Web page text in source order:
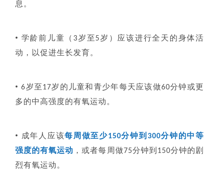
息。
• 学龄前儿童（3岁至5岁）应该进行全天的身体活
动，以促进生长发育。
•6岁至17岁的儿童和青少年每天应该做60分钟或更
多的中高强度的有氧运动。
• 成年人应该每周做至少150分钟到300分钟的中等
强度的有氧运动 ，或者每周做75分钟到150分钟的剧
烈有氧运动。